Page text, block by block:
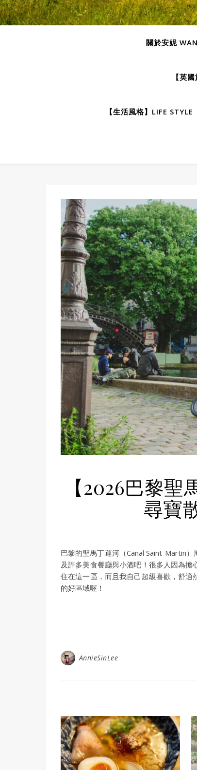
關於安妮
【英
【生活風格】LIFE STYLE
【2026巴黎
尋寶
巴黎的聖馬丁運河（Canal Saint-Martin
及許多美食餐廳與小酒吧！很多人因為
住在這一區，而且我自己超級喜歡，舒
的好區域喔！
AnnieSinLee